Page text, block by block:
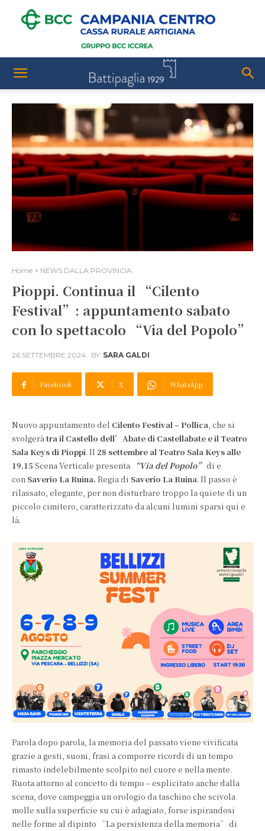
Home NEWS DALLA PROVINCIA
Pioppi. Continua il “Cilento
Festival”: appuntamento sabato
con lo spettacolo “Via del Popolo”
26 SETTEMBRE 2024 BY SARA GALDI
Facebook X WhatsApp
Nuovo appuntamento del Cilento Festival – Pollica, che si
svolgeràtra il Castello dell’Abate di Castellabate e il Teatro
Sala Keys di Pioppi. Il 28 settembre al Teatro Sala Keys alle
19.15 Scena Verticale presenta “Via del Popolo” di e
con Saverio La Ruina. Regia di Saverio La Ruina. Il passo è
rilassato, elegante, per non disturbare troppo la quiete di un
piccolo cimitero, caratterizzato da alcuni lumini sparsi qui e
là.
Parola dopo parola, la memoria del passato viene vivificata
grazie a gesti, suoni, frasi a comporre ricordi di un tempo
rimasto indelebilmente scolpito nel cuore e nella mente.
Ruota attorno al concetto di tempo – esplicitato anche dalla
scena, dove campeggia un orologio da taschino che scivola
molle sulla superficie su cui è adagiato, forse ispirandosi
nelle forme al dipinto “La persistenza della memoria” di